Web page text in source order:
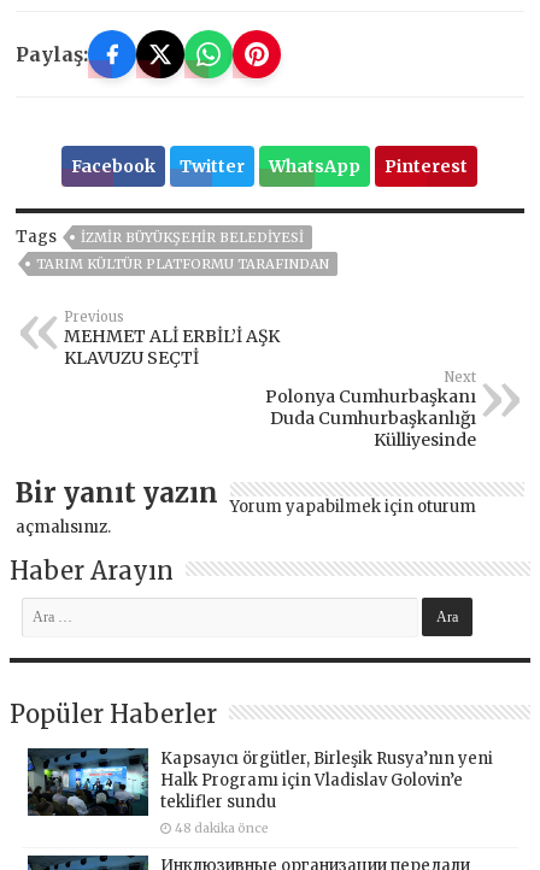
Paylaş:
Facebook Twitter WhatsApp Pinterest
Tags
İZMIR BÜYÜKŞEHIR BELEDIYESI
TARIM KÜLTÜR PLATFORMU TARAFINDAN
Previous
MEHMET ALİ ERBİL’İ AŞK
KLAVUZU SEÇTİ
Next
Polonya Cumhurbaşkanı
Duda Cumhurbaşkanlığı
Külliyesinde
Bir yanıt yazın Yorum yapabilmek için oturum
açmalısınız.
Haber Arayın
Popüler Haberler
Kapsayıcı örgütler, Birleşik Rusya’nın yeni
Halk Programı için Vladislav Golovin’e
teklifler sundu
48 dakika önce
Инклюзивные организации передали